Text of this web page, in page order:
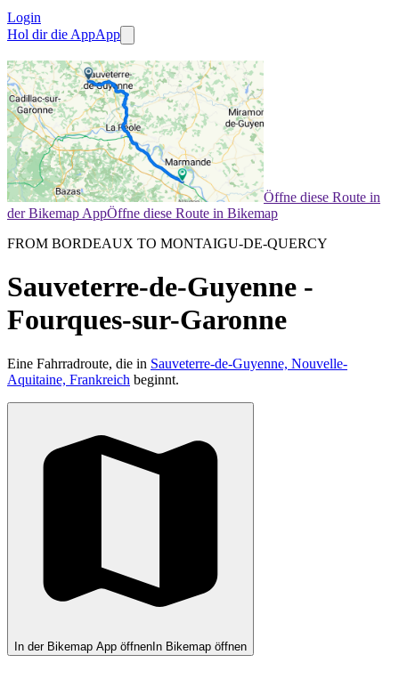
Login
Hol dir die AppApp
Öffne diese Route in
der Bikemap AppÖffne diese Route in Bikemap
FROM BORDEAUX TO MONTAIGU-DE-QUERCY
Sauveterre-de-Guyenne -
Fourques-sur-Garonne
Eine Fahrradroute, die in Sauveterre-de-Guyenne, Nouvelle-
Aquitaine, Frankreich beginnt.
In der Bikemap App öffnen In Bikemap öffnen